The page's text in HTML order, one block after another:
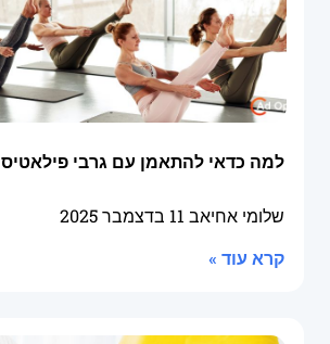
למה כדאי להתאמן עם גרבי פילאטיס
שלומי אחיאב 11 בדצמבר 2025
קרא עוד »